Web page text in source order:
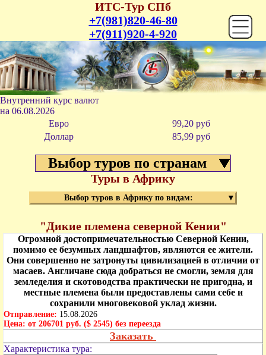
ИТС-Тур СПб
+7(981)820-46-80
+7(911)920-4-920
Внутренний курс валют
на 06.08.2026
Евро
99,20 руб
Доллар
85,99 руб
Выбор туров по странам
Туры в Африку
Выбор туров в Африку по видам: ▼
"Дикие племена северной Кении"
Огромной достопримечательностью Северной Кении,
помимо ее безумных ландшафтов, являются ее жители.
Они совершенно не затронуты цивилизацией в отличии от
масаев. Англичане сюда добраться не смогли, земля для
земледелия и скотоводства практически не пригодна, и
местные племена были предоставлены сами себе и
сохранили многовековой уклад жизни.
Отправление: 15.08.2026
Цена: от 206701 руб. ($ 2545) без переезда
Заказать
Характеристика тура: